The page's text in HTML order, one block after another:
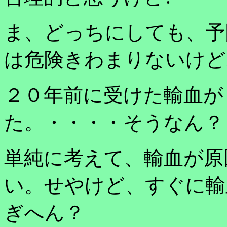
ま、どっちにしても、
は危険きわまりないけ
２０年前に受けた輸血
た。・・・・そうなん？
単純に考えて、輸血が
い。せやけど、すぐに
ぎへん？